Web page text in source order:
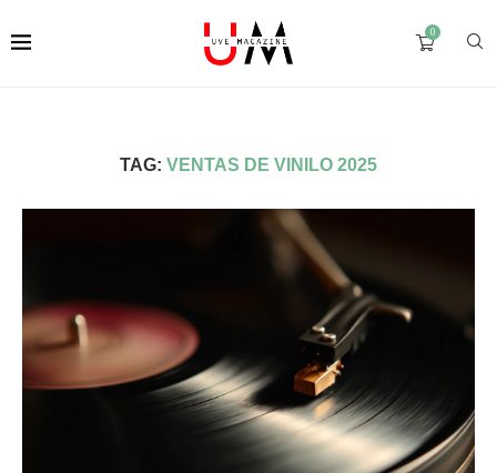
0
TAG: VENTAS DE VINILO 2025